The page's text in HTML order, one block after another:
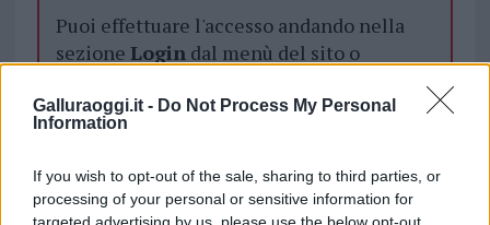
Galluraoggi.it - Do Not Process My Personal
Information
If you wish to opt-out of the sale, sharing to third parties, or
processing of your personal or sensitive information for
Puoi effettuare l'accesso andando nella
sezione Logindal menù del sito o
Cani Spariti Arzachena
Furti Cani
Notizie Arzachena